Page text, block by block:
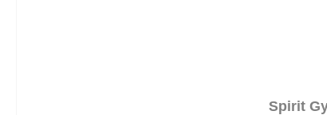
Spirit